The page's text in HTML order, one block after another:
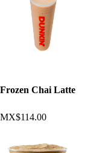
Frozen Chai Latte
MX$114.00